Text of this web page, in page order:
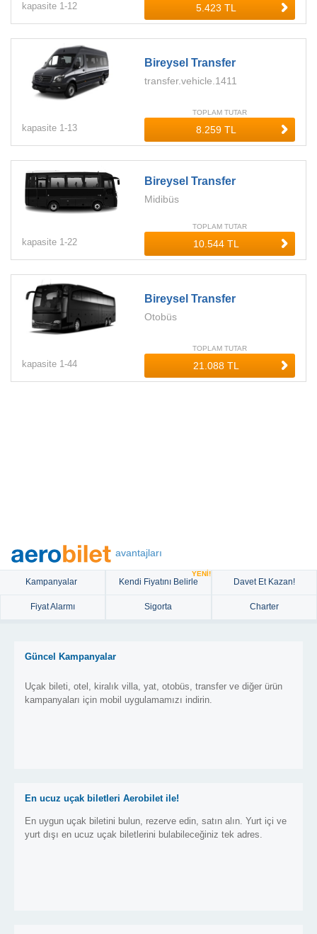
kapasite 1-12
Bireysel Transfer
transfer.vehicle.1411
kapasite 1-13
TOPLAM TUTAR
Bireysel Transfer
Midibüs
kapasite 1-22
TOPLAM TUTAR
Bireysel Transfer
Otobüs
kapasite 1-44
TOPLAM TUTAR
avantajları
Kampanyalar Kendi Fiyatını Belirle
YENİ!
Davet Et Kazan!
Fiyat Alarmı Sigorta Charter
Güncel Kampanyalar
Uçak bileti, otel, kiralık villa, yat, otobüs, transfer ve diğer ürün
kampanyaları için mobil uygulamamızı indirin.
En ucuz uçak biletleri Aerobilet ile!
En uygun uçak biletini bulun, rezerve edin, satın alın. Yurt içi ve
yurt dışı en ucuz uçak biletlerini bulabileceğiniz tek adres.